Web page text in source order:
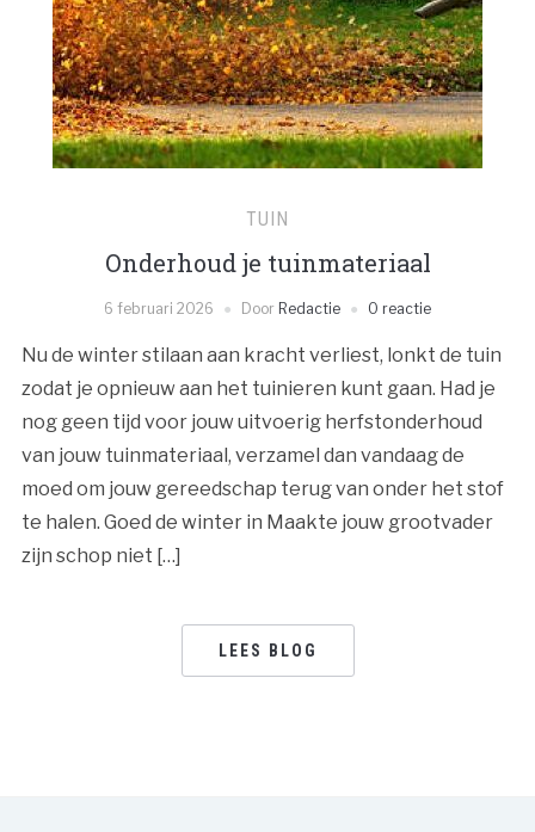
TUIN
Onderhoud je tuinmateriaal
6 februari 2026 Door Redactie 0 reactie
Nu de winter stilaan aan kracht verliest, lonkt de tuin
zodat je opnieuw aan het tuinieren kunt gaan. Had je
nog geen tijd voor jouw uitvoerig herfstonderhoud
van jouw tuinmateriaal, verzamel dan vandaag de
moed om jouw gereedschap terug van onder het stof
te halen. Goed de winter in Maakte jouw grootvader
zijn schop niet […]
LEES BLOG